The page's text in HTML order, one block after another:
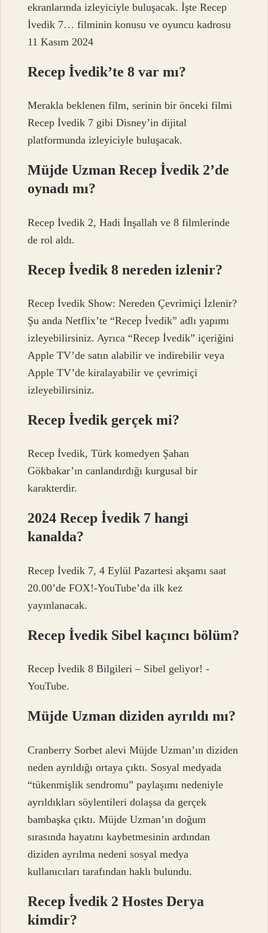
ekranlarında izleyiciyle buluşacak. İşte Recep
İvedik 7… filminin konusu ve oyuncu kadrosu
11 Kasım 2024
Recep İvedik’te 8 var mı?
Merakla beklenen film, serinin bir önceki filmi
Recep İvedik 7 gibi Disney’in dijital
platformunda izleyiciyle buluşacak.
Müjde Uzman Recep İvedik 2’de
oynadı mı?
Recep İvedik 2, Hadi İnşallah ve 8 filmlerinde
de rol aldı.
Recep İvedik 8 nereden izlenir?
Recep İvedik Show: Nereden Çevrimiçi İzlenir?
Şu anda Netflix’te “Recep İvedik” adlı yapımı
izleyebilirsiniz. Ayrıca “Recep İvedik” içeriğini
Apple TV’de satın alabilir ve indirebilir veya
Apple TV’de kiralayabilir ve çevrimiçi
izleyebilirsiniz.
Recep İvedik gerçek mi?
Recep İvedik, Türk komedyen Şahan
Gökbakar’ın canlandırdığı kurgusal bir
karakterdir.
2024 Recep İvedik 7 hangi
kanalda?
Recep İvedik 7, 4 Eylül Pazartesi akşamı saat
20.00’de FOX!-YouTube’da ilk kez
yayınlanacak.
Recep İvedik Sibel kaçıncı bölüm?
Recep İvedik 8 Bilgileri – Sibel geliyor! -
YouTube.
Müjde Uzman diziden ayrıldı mı?
Cranberry Sorbet alevi Müjde Uzman’ın diziden
neden ayrıldığı ortaya çıktı. Sosyal medyada
“tükenmişlik sendromu” paylaşımı nedeniyle
ayrıldıkları söylentileri dolaşsa da gerçek
bambaşka çıktı. Müjde Uzman’ın doğum
sırasında hayatını kaybetmesinin ardından
diziden ayrılma nedeni sosyal medya
kullanıcıları tarafından haklı bulundu.
Recep İvedik 2 Hostes Derya
kimdir?